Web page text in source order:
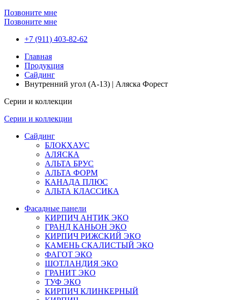
Позвоните мне
Позвоните мне
+7 (911) 403-82-62
Главная
Продукция
Сайдинг
Внутренний угол (A-13) | Аляска Форест
Серии и коллекции
Серии и коллекции
Сайдинг
БЛОКХАУС
АЛЯСКА
АЛЬТА БРУС
АЛЬТА ФОРМ
КАНАДА ПЛЮС
АЛЬТА КЛАССИКА
Фасадные панели
КИРПИЧ АНТИК ЭКО
ГРАНД КАНЬОН ЭКО
КИРПИЧ РИЖСКИЙ ЭКО
КАМЕНЬ СКАЛИСТЫЙ ЭКО
ФАГОТ ЭКО
ШОТЛАНДИЯ ЭКО
ГРАНИТ ЭКО
ТУФ ЭКО
КИРПИЧ КЛИНКЕРНЫЙ